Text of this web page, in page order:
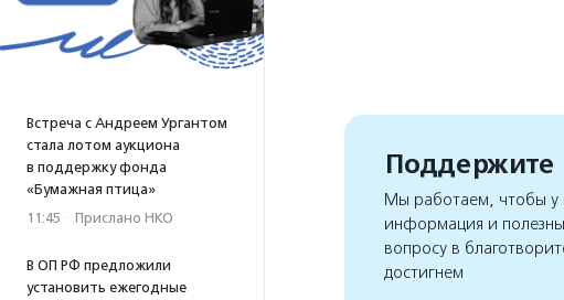
Встреча с Андреем Ургантом
стала лотом аукциона
в поддержку фонда
«Бумажная птица»
11:45 · Прислано НКО
В ОП РФ предложили
установить ежегодные
Поддержите
Мы работаем, чтобы у
информация и
вопросу в
достигнем